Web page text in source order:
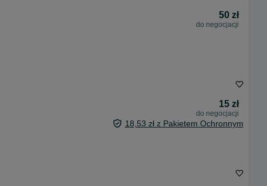
50 zł
do negocjacji
15 zł
do negocjacji
18,53 zł z Pakietem Ochronnym